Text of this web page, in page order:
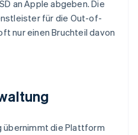
an Apple abgeben. Die
für die Out-of-
nur einen Bruchteil davon
übernimmt die Plattform